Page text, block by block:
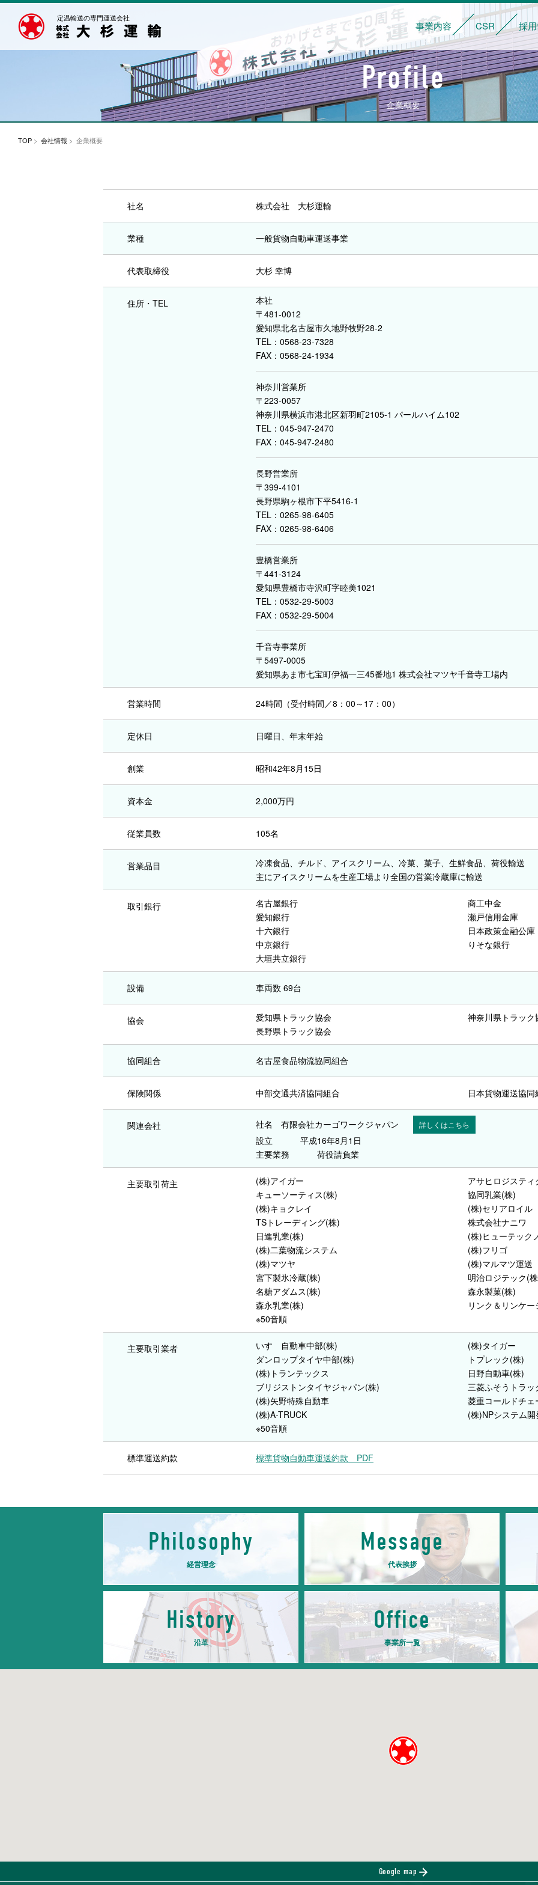
定温輸送の専門運送会社
Profile
企業概要
TOP > 会社情報 > 企業概要
社名 株式会社 大杉運輸
業種 一般貨物自動車運送事業
代表取締役 大杉 幸博
住所・TEL
本社
〒481-0012
愛知県北名古屋市久地野牧野28-2
TEL：0568-23-7328
FAX：0568-24-1934
神奈川営業所
〒223-0057
神奈川県横浜市港北区新羽町2105-1 パールハイム102
TEL：045-947-2470
FAX：045-947-2480
長野営業所
〒399-4101
長野県駒ヶ根市下平5416-1
TEL：0265-98-6405
FAX：0265-98-6406
豊橋営業所
〒441-3124
愛知県豊橋市寺沢町字睦美1021
TEL：0532-29-5003
FAX：0532-29-5004
千音寺事業所
〒5497-0005
愛知県あま市七宝町伊福一三45番地1 株式会社マツヤ千音寺工場内
営業時間 24時間（受付時間／8：00～17：00）
定休日 日曜日、年末年始
創業 昭和42年8月15日
資本金 2,000万円
従業員数 105名
営業品目
冷凍食品、チルド、アイスクリーム、冷菓、菓子、生鮮食品、荷役輸送
主にアイスクリームを生産工場より全国の営業冷蔵庫に輸送
取引銀行 名古屋銀行
商工中金
愛知銀行
瀬戸信用金庫
十六銀行
日本政策金融公庫
中京銀行
りそな銀行
大垣共立銀行
設備 車両数 69台
協会 愛知県トラック協会
神奈川県トラック
長野県トラック協会
協同組合 名古屋食品物流協同組合
保険関係 中部交通共済協同組合 日本貨物運送協
関連会社 社名 有限会社カーゴワークジャパン 詳しくはこちら
設立
平成16年8月1日
主要業務
荷役請負業
主要取引荷主 (株)アイガー
アサヒロジステ
キューソーティス(株)
協同乳業(株)
(株)キョクレイ
(株)セリアロイル
TSトレーディング(株)
株式会社ナニワ
日進乳業(株)
(株)ヒューテック
(株)二葉物流システム
(株)フリゴ
(株)マツヤ
(株)マルマツ運送
宮下製氷冷蔵(株)
明治ロジテック(
名糖アダムス(株)
森永製菓(株)
森永乳業(株)
リンク＆リンケ
※50音順
主要取引業者 いすゞ自動車中部(株)
(株)タイガー
ダンロップタイヤ中部(株)
トプレック(株)
(株)トランテックス
日野自動車(株)
ブリジストンタイヤジャパン(株)
三菱ふそうトラ
(株)矢野特殊自動車
菱重コールドチ
(株)A-TRUCK
(株)NPシステム開
※50音順
標準運送約款 標準貨物自動車運送約款 PDF
Philosophy
経営理念
Message
代表挨拶
History
沿革
Office
事業所一覧
Google map
事業内容
サービス内容
輸送・管理体制
車両一覧
CSR
基本理念
社会貢献活動
安全への取り
採